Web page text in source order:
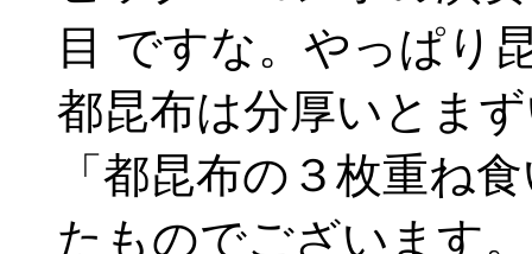
目 ですな。やっぱり
都昆布は分厚いとま
「都昆布の３枚重ね
たものでございます